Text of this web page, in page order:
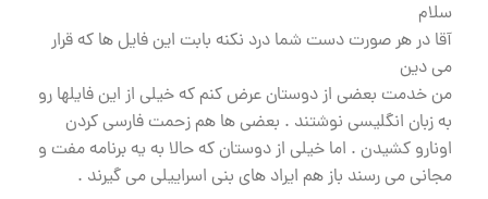
سلام
آقا در هر صورت دست شما درد نکنه بابت این فایل ها که قرار
می دین
من خدمت بعضی از دوستان عرض کنم که خیلی از این فایلها رو
به زبان انگلیسی نوشتند . بعضی ها هم زحمت فارسی کردن
اونارو کشیدن . اما خیلی از دوستان که حالا به یه برنامه مفت و
مجانی می رسند باز هم ایراد های بنی اسراییلی می گیرند .